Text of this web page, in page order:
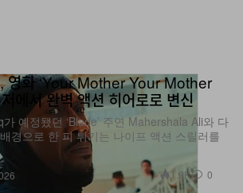
화 ‘Your Mother Your Mother
에서 완벽 액션 히어로로 변신
예정됐던 ‘Blade’ 주연 Mahershala Ali와 다
경으로 한 피 튀기는 나이프 액션 스릴러를
1.9K 0